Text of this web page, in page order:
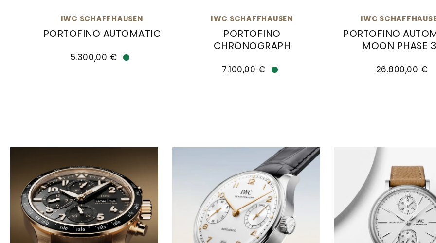
IWC SCHAFFHAUSEN
PORTOFINO AUTOMATIC
IWC Schaffhausen PORTOFINO AUTOMATIC, Ref: IW356517, Preis: 5.300,00 €, Verfügbar
5.300,00 €
IWC SCHAFFHAUSEN
PORTOFINO
CHRONOGRAPH
7.100,00 €
IWC
PORTOFINO
MOON PHASE
26.800,00 €